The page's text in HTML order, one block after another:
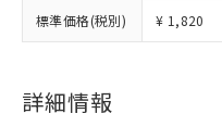
標準価格(税別) ¥ 1,820
詳細情報